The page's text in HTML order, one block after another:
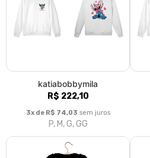
katiabobbymila
R$ 222,10
3x de R$ 74,03 sem juros
P, M, G, GG